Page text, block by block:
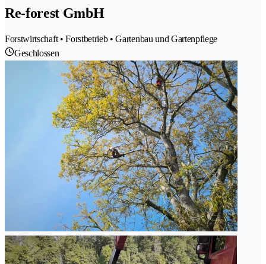
Re-forest GmbH
Forstwirtschaft • Forstbetrieb • Gartenbau und Gartenpflege
Geschlossen